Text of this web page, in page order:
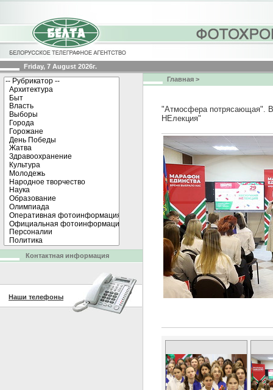
Friday, 7 August 2026г.
Главная >
"Атмосфера потрясающая". В
НЕлекция"
Контактная информация
Наши телефоны